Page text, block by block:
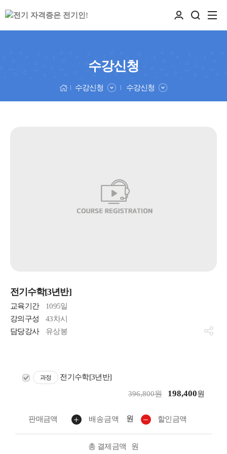
수강신청
수강신청 수강신청
전기수학[3년반]
교육기간
1095일
강의구성
43차시
담당강사
유상봉
과정 전기수학[3년반]
396,800원 198,400원
판매금액 배송금액 원 할인금액
총 결제금액 원